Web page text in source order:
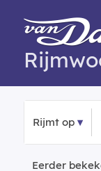
Rijmt op
Eerder